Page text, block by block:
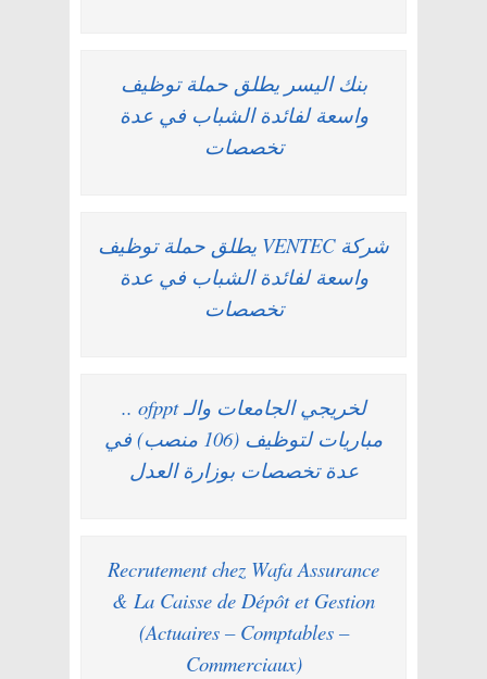
بنك اليسر يطلق حملة توظيف
واسعة لفائدة الشباب في عدة
تخصصات
شركة VENTEC يطلق حملة توظيف
واسعة لفائدة الشباب في عدة
تخصصات
لخريجي الجامعات والـ ofppt ..
مباريات لتوظيف (106 منصب) في
عدة تخصصات بوزارة العدل
Recrutement chez Wafa Assurance
& La Caisse de Dépôt et Gestion
(Actuaires – Comptables –
Commerciaux)